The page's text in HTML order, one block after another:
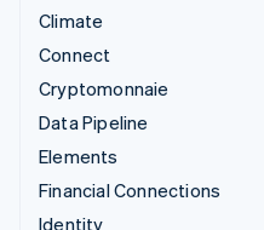
Climate
Connect
Cryptomonnaie
Data Pipeline
Elements
Financial Connections
Identity